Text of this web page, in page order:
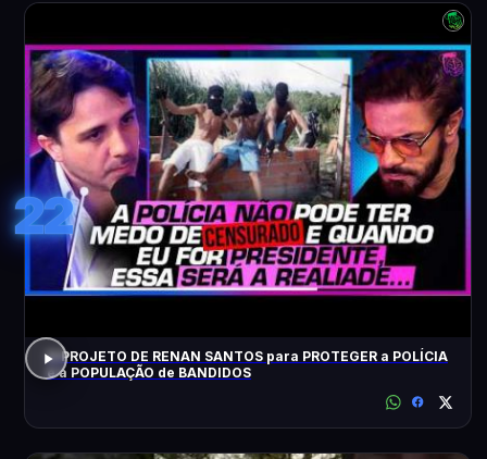
22
O PROJETO DE RENAN SANTOS para PROTEGER a POLÍCIA
e a POPULAÇÃO de BANDIDOS